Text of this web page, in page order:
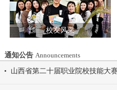
径运动会正
关责任部
共建内容
校协同发
校友风采
通知公告 Announcements
山西省第二十届职业院校技能大赛教学能力